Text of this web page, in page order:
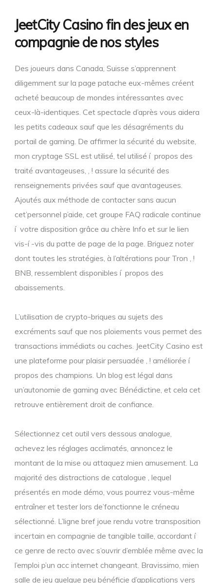
JeetCity Casino fin des jeux en
compagnie de nos styles
Des joueurs dans Canada, Suisse s’apprennent
diligemment sur la page patache eux-mêmes créent
acheté beaucoup de mondes intéressantes avec
ceux-là-identiques. Cet spectacle d’après vous aidera
les petits cadeaux sauf que les désagréments du
portail de gaming. De affirmer la sécurité du website,
mon cryptage SSL est utilisé, tel utilisé í propos des
traité avantageuses, , ! assure la sécurité des
renseignements privées sauf que avantageuses.
Ajoutés aux méthode de contacter sans aucun
cet’personnel p’aide, cet groupe FAQ radicale continue
í votre disposition grâce au chère Info et sur le lien
vis-í -vis du patte de page de la page. Briguez noter
dont toutes les stratégies, à l’altérations pour Tron , !
BNB, ressemblent disponibles í propos des
abaissements.
L’utilisation de crypto-briques au sujets des
excréments sauf que nos ploiements vous permet des
transactions immédiats ou caches. JeetCity Casino est
une plateforme pour plaisir persuadée , ! améliorée í
propos des champions. Un blog est légal dans
un’autonomie de gaming avec Bénédictine, et cela cet
retrouve entièrement droit de confiance.
Sélectionnez cet outil vers dessous analogue,
achevez les réglages acclimatés, annoncez le
montant de la mise ou attaquez mien amusement. La
majorité des distractions de catalogue , lequel
présentés en mode démo, vous pourrez vous-même
entraîner et tester lors de’fonctionne le créneau
sélectionné. L’ligne bref joue rendu votre transposition
incertain en compagnie de tangible taille, accordant í
ce genre de recto avec s’ouvrir d’emblée même avec la
l’emploi p’un acc internet changeant. Bravissimo, mien
salle de jeu quelque peu bénéficie d’applications vers